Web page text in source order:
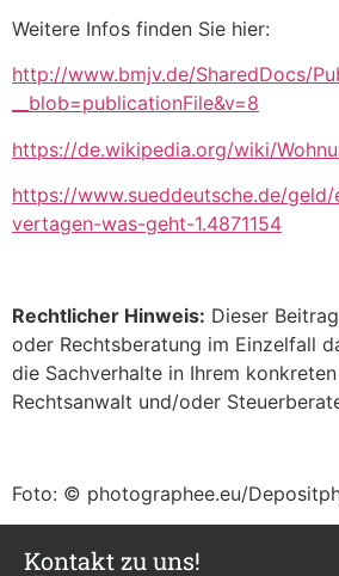
Weitere Infos finden Sie hier:
http://www.bmjv.de/SharedDocs/
__blob=publicationFile&v=8
https://de.wikipedia.org/wiki/
https://www.sueddeutsche.de/
vertagen-was-geht-1.4871154
Rechtlicher Hinweis: Dieser
oder Rechtsberatung im Einzelfall
die Sachverhalte in Ihrem
Rechtsanwalt und/oder
Foto: © photographee.eu/
Kontakt zu uns!